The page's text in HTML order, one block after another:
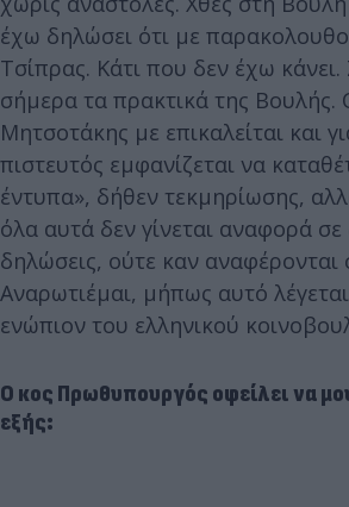
έχω δηλώσει ότι με
Τσίπρας. Κάτι που δεν έχω
σήμερα τα πρακτικά της Βουλής.
Μητσοτάκης με επικαλείται και
πιστευτός εμφανίζεται να
έντυπα», δήθεν τεκμηρίωσης,
όλα αυτά δεν γίνεται αναφορά σε
δηλώσεις, ούτε καν
Αναρωτιέμαι, μήπως αυτό
ενώπιον του ελληνικού
Ο κος Πρωθυπουργός οφείλει να
εξής: